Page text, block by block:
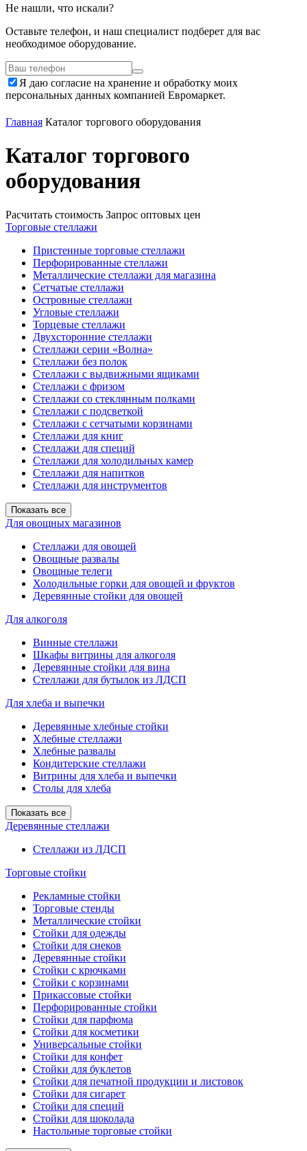
Не нашли, что искали?
Оставьте телефон, и наш специалист подберет для вас
необходимое оборудование.
Я даю согласие на хранение и обработку моих
персональных данных компанией Евромаркет.
Главная Каталог торгового оборудования
Каталог торгового
оборудования
Расчитать стоимость Запрос оптовых цен
Торговые стеллажи
Пристенные торговые стеллажи
Перфорированные стеллажи
Металлические стеллажи для магазина
Сетчатые стеллажи
Островные стеллажи
Угловые стеллажи
Торцевые стеллажи
Двухсторонние стеллажи
Стеллажи серии «Волна»
Стеллажи без полок
Стеллажи с выдвижными ящиками
Стеллажи с фризом
Стеллажи со стеклянным полками
Стеллажи с подсветкой
Стеллажи с сетчатыми корзинами
Стеллажи для книг
Стеллажи для специй
Стеллажи для холодильных камер
Стеллажи для напитков
Стеллажи для инструментов
Показать все
Для овощных магазинов
Стеллажи для овощей
Овощные развалы
Овощные телеги
Холодильные горки для овощей и фруктов
Деревянные стойки для овощей
Для алкоголя
Винные стеллажи
Шкафы витрины для алкоголя
Деревянные стойки для вина
Стеллажи для бутылок из ЛДСП
Для хлеба и выпечки
Деревянные хлебные стойки
Хлебные стеллажи
Хлебные развалы
Кондитерские стеллажи
Витрины для хлеба и выпечки
Столы для хлеба
Показать все
Деревянные стеллажи
Стеллажи из ЛДСП
Торговые стойки
Рекламные стойки
Торговые стенды
Металлические стойки
Стойки для одежды
Стойки для снеков
Деревянные стойки
Стойки с крючками
Стойки с корзинами
Прикассовые стойки
Перфорированные стойки
Стойки для парфюма
Стойки для косметики
Универсальные стойки
Стойки для конфет
Стойки для буклетов
Стойки для печатной продукции и листовок
Стойки для сигарет
Стойки для специй
Стойки для шоколада
Настольные торговые стойки